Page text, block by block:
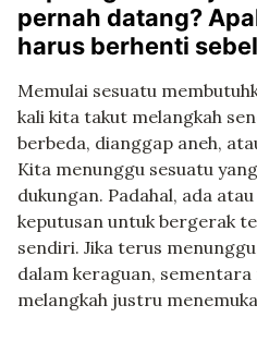
pernah datang?
harus berhenti
Memulai sesuatu
kali kita takut melangkah
berbeda, dianggap aneh,
Kita menunggu sesuatu
dukungan. Padahal, ada
keputusan untuk bergerak
sendiri. Jika terus
dalam keraguan,
melangkah justru